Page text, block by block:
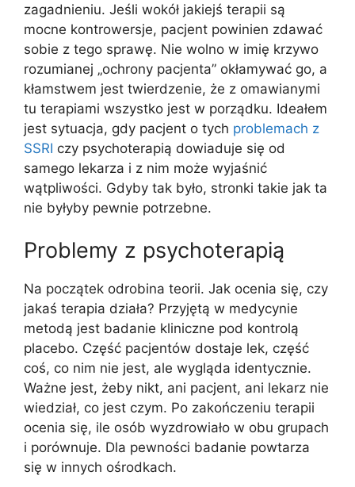
zagadnieniu. Jeśli wokół jakiejś terapii są
mocne kontrowersje, pacjent powinien zdawać
sobie z tego sprawę. Nie wolno w imię krzywo
rozumianej „ochrony pacjenta” okłamywać go, a
kłamstwem jest twierdzenie, że z omawianymi
tu terapiami wszystko jest w porządku. Ideałem
jest sytuacja, gdy pacjent o tych problemach z
SSRI czy psychoterapią dowiaduje się od
samego lekarza i z nim może wyjaśnić
wątpliwości. Gdyby tak było, stronki takie jak ta
nie byłyby pewnie potrzebne.
Problemy z psychoterapią
Na początek odrobina teorii. Jak ocenia się, czy
jakaś terapia działa? Przyjętą w medycynie
metodą jest badanie kliniczne pod kontrolą
placebo. Część pacjentów dostaje lek, część
coś, co nim nie jest, ale wygląda identycznie.
Ważne jest, żeby nikt, ani pacjent, ani lekarz nie
wiedział, co jest czym. Po zakończeniu terapii
ocenia się, ile osób wyzdrowiało w obu grupach
i porównuje. Dla pewności badanie powtarza
się w innych ośrodkach.